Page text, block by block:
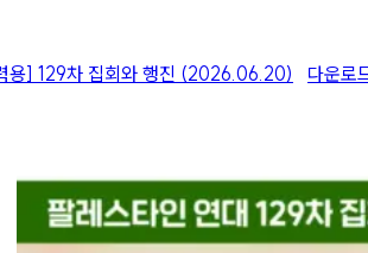
용] 129차 집회와 행진 (2026.06.20) 다운로